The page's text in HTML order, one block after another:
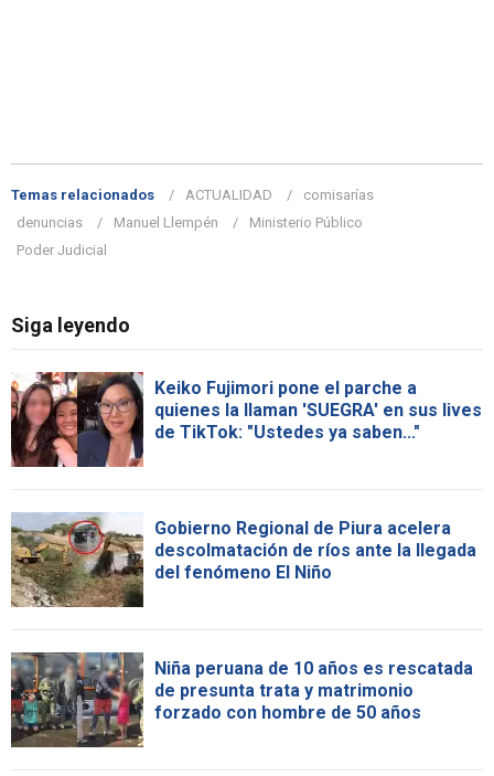
Temas relacionados ACTUALIDAD
comisarías
denuncias
Manuel Llempén
Ministerio Público
Poder Judicial
Siga leyendo
Keiko Fujimori pone el parche a
quienes la llaman 'SUEGRA' en sus lives
de TikTok: "Ustedes ya saben..."
Gobierno Regional de Piura acelera
descolmatación de ríos ante la llegada
del fenómeno El Niño
Niña peruana de 10 años es rescatada
de presunta trata y matrimonio
forzado con hombre de 50 años